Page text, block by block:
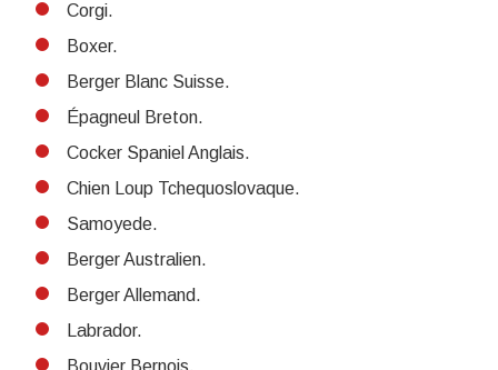
Corgi.
Boxer.
Berger Blanc Suisse.
Épagneul Breton.
Cocker Spaniel Anglais.
Chien Loup Tchequoslovaque.
Samoyede.
Berger Australien.
Berger Allemand.
Labrador.